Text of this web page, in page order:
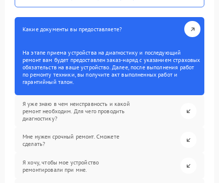
Какие документы вы предоставляете?
На этапе приема устройства на диагностику и последующий
ремонт вам будет предоставлен заказ-наряд с указанием страховых
обязательств на ваше устройство. Далее, после выполнения работ
по ремонту техники, вы получите акт выполненных работ и
гарантийный талон.
Я уже знаю в чем неисправность и какой
ремонт необходим. Для чего проводить
диагностику?
Мне нужен срочный ремонт. Сможете
сделать?
Я хочу, чтобы мое устройство
ремонтировали при мне.